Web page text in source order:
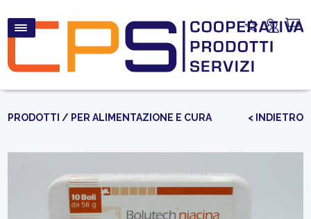
PRODOTTI / PER ALIMENTAZIONE E CURA < INDIETRO